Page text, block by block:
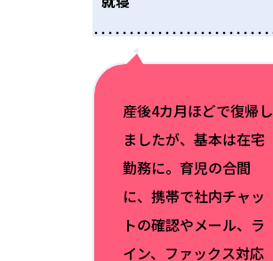
産後4カ月ほどで復帰し
ましたが、基本は在宅
勤務に。育児の合間
に、携帯で社内チャッ
トの確認やメール、ラ
イン、ファックス対応